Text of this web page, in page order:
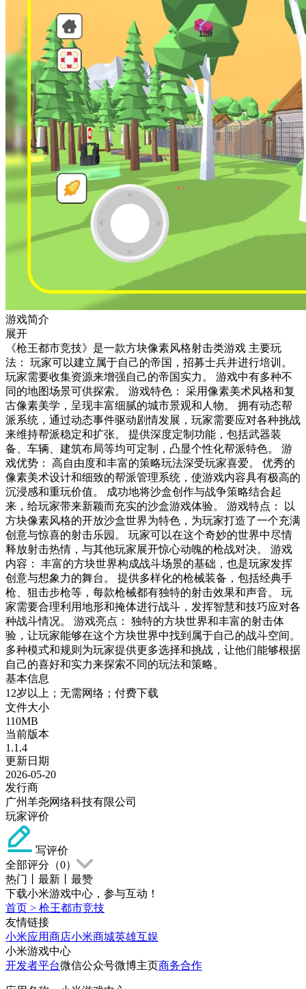
游戏简介
展开
《枪王都市竞技》是一款方块像素风格射击类游戏 主要玩
法： 玩家可以建立属于自己的帝国，招募士兵并进行培训。
玩家需要收集资源来增强自己的帝国实力。 游戏中有多种不
同的地图场景可供探索。 游戏特色： 采用像素美术风格和复
古像素美学，呈现丰富细腻的城市景观和人物。 拥有动态帮
派系统，通过动态事件驱动剧情发展，玩家需要应对各种挑战
来维持帮派稳定和扩张。 提供深度定制功能，包括武器装
备、车辆、建筑布局等均可定制，凸显个性化帮派特色。 游
戏优势： 高自由度和丰富的策略玩法深受玩家喜爱。 优秀的
像素美术设计和细致的帮派管理系统，使游戏内容具有极高的
沉浸感和重玩价值。 成功地将沙盒创作与战争策略结合起
来，给玩家带来新颖而充实的沙盒游戏体验。 游戏特点： 以
方块像素风格的开放沙盒世界为特色，为玩家打造了一个充满
创意与惊喜的射击乐园。 玩家可以在这个奇妙的世界中尽情
释放射击热情，与其他玩家展开惊心动魄的枪战对决。 游戏
内容： 丰富的方块世界构成战斗场景的基础，也是玩家发挥
创意与想象力的舞台。 提供多样化的枪械装备，包括经典手
枪、狙击步枪等，每款枪械都有独特的射击效果和声音。 玩
家需要合理利用地形和掩体进行战斗，发挥智慧和技巧应对各
种战斗情况。 游戏亮点： 独特的方块世界和丰富的射击体
验，让玩家能够在这个方块世界中找到属于自己的战斗空间。
多种模式和规则为玩家提供更多选择和挑战，让他们能够根据
自己的喜好和实力来探索不同的玩法和策略。
基本信息
12岁以上；无需网络；付费下载
文件大小
110MB
当前版本
1.1.4
更新日期
2026-05-20
发行商
广州羊尧网络科技有限公司
玩家评价
写评价
全部评分（0）
热门
最新
最赞
下载小米游戏中心，参与互动！
首页 > 枪王都市竞技
友情链接
小米应用商店小米商城英雄互娱
小米游戏中心
开发者平台微信公众号微博主页商务合作